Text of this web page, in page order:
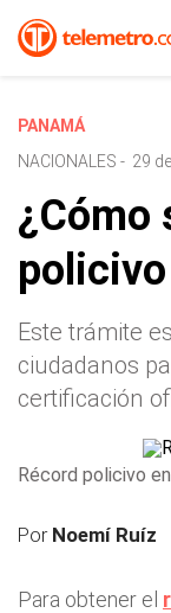
PANAMÁ
NACIONALES - 29
¿Cómo
Este trámite
ciudadanos
certificación
Récord policivo
Por Noemí Ruíz
Para obtener el